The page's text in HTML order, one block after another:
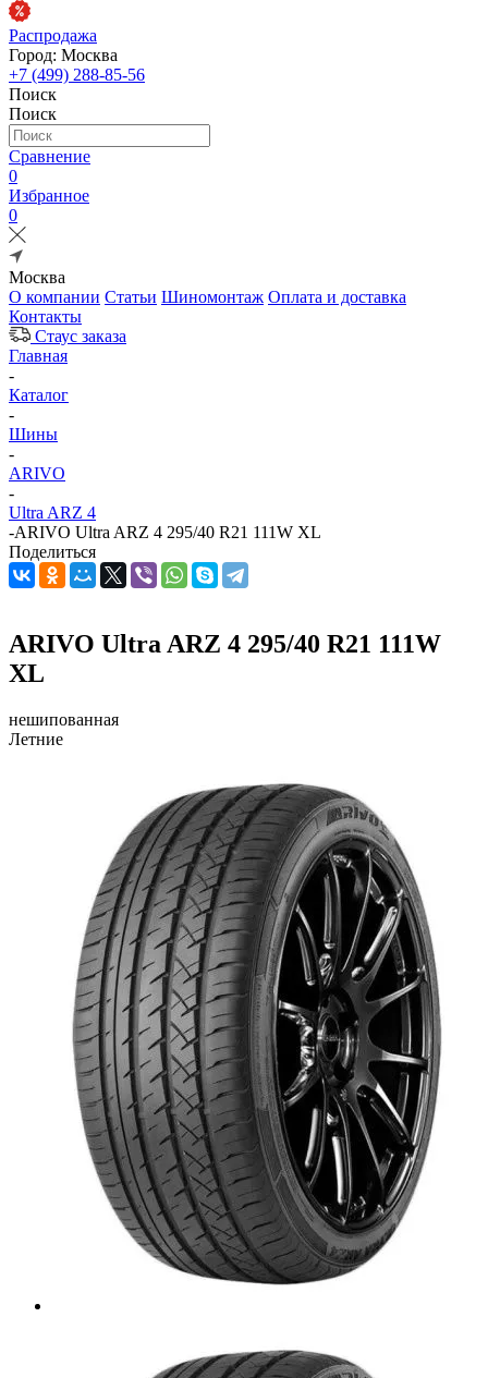
Распродажа
Город: Москва
+7 (499) 288-85-56
Поиск
Поиск
Сравнение
0
Избранное
0
Москва
О компании Статьи Шиномонтаж Оплата и доставка
Контакты
Стаус заказа
Главная
-
Каталог
-
Шины
-
ARIVO
-
Ultra ARZ 4
-ARIVO Ultra ARZ 4 295/40 R21 111W XL
Поделиться
ARIVO Ultra ARZ 4 295/40 R21 111W
XL
нешипованная
Летние